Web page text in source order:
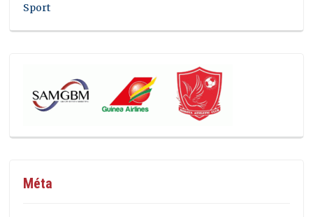
Sport
Méta